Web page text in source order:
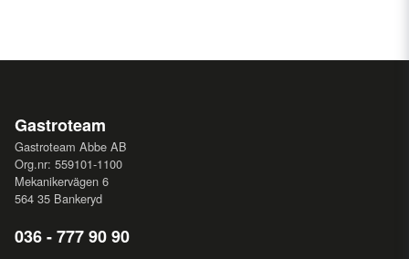
Gastroteam
Gastroteam Abbe AB
Org.nr: 559101-1100
Mekanikervägen 6
564 35 Bankeryd
036 - 777 90 90